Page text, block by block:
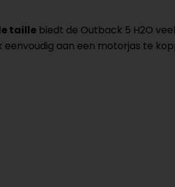
taille biedt de Outback 5 H2O
aan een motorjas te